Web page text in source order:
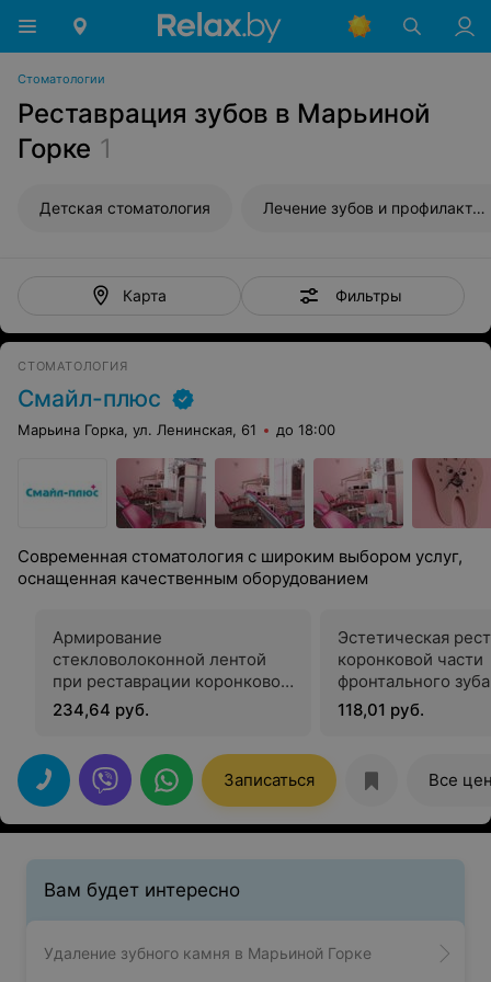
Стоматологии
Реставрация зубов в Марьиной
Горке 1
Детская стоматология Лечение зубов и профилактика
Карта Фильтры
СТОМАТОЛОГИЯ
Смайл-плюс
Марьина Горка, ул. Ленинская, 61 до 18:00
Современная стоматология с широким выбором услуг,
оснащенная качественным оборудованием
Армирование
стекловолоконной лентой
при реставрации коронковой
части зуба
234,64 руб.
Эстетическая
коронковой части
фронтального
виниринговое
прямым методом
компониров
118,01 руб.
Записаться Все
Вам будет интересно
Удаление зубного камня в Марьиной Горке